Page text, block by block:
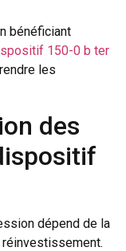
bénéficiant
150-0 b ter
les
des
dépend de la